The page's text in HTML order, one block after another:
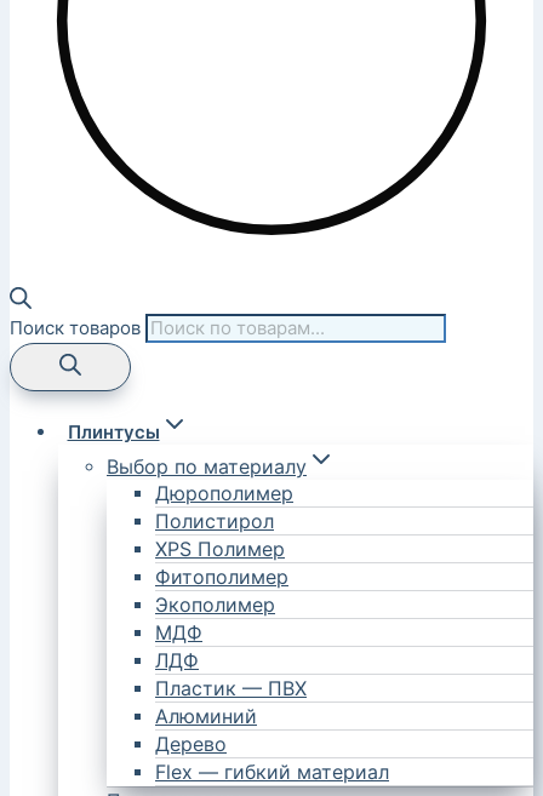
Поиск товаров
Плинтусы
Выбор по материалу
Дюрополимер
Полистирол
XPS Полимер
Фитополимер
Экополимер
МДФ
ЛДФ
Пластик — ПВХ
Алюминий
Дерево
Flex — гибкий материал